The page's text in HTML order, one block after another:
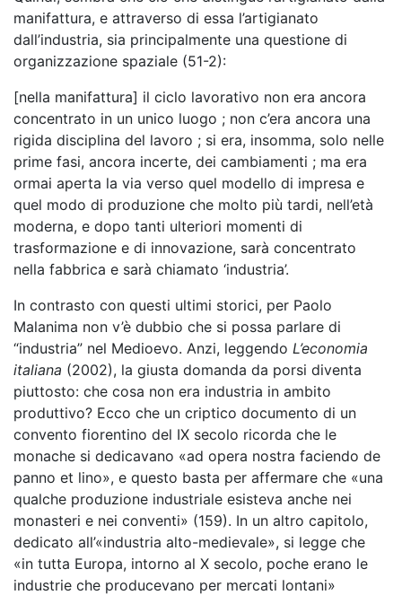
manifattura, e attraverso di essa l’artigianato
dall’industria, sia principalmente una questione di
organizzazione spaziale (51-2):
[nella manifattura] il ciclo lavorativo non era ancora
concentrato in un unico luogo ; non c’era ancora una
rigida disciplina del lavoro ; si era, insomma, solo nelle
prime fasi, ancora incerte, dei cambiamenti ; ma era
ormai aperta la via verso quel modello di impresa e
quel modo di produzione che molto più tardi, nell’età
moderna, e dopo tanti ulteriori momenti di
trasformazione e di innovazione, sarà concentrato
nella fabbrica e sarà chiamato ‘industria’.
In contrasto con questi ultimi storici, per Paolo
Malanima non v’è dubbio che si possa parlare di
“industria” nel Medioevo. Anzi, leggendo L’economia
italiana (2002), la giusta domanda da porsi diventa
piuttosto: che cosa non era industria in ambito
produttivo? Ecco che un criptico documento di un
convento fiorentino del IX secolo ricorda che le
monache si dedicavano «ad opera nostra faciendo de
panno et lino», e questo basta per affermare che «una
qualche produzione industriale esisteva anche nei
monasteri e nei conventi» (159). In un altro capitolo,
dedicato all’«industria alto-medievale», si legge che
«in tutta Europa, intorno al X secolo, poche erano le
industrie che producevano per mercati lontani»